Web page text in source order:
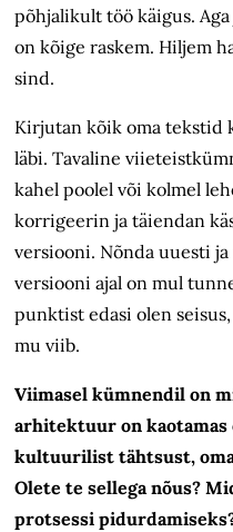
põhjalikult töö käigus.
on kõige raskem. Hiljem
sind.
Kirjutan kõik oma tekstid
läbi. Tavaline
kahel poolel või kolmel
korrigeerin ja täiendan
versiooni. Nõnda uuesti
versiooni ajal on mul
punktist edasi olen
mu viib.
Viimasel kümnendil on
arhitektuur on kaotamas
kultuurilist tähtsust,
Olete te sellega nõus?
protsessi